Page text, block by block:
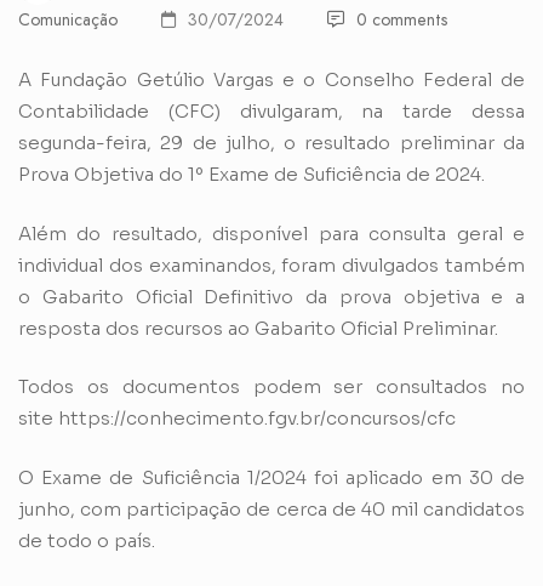
Comunicação 30/07/2024 0 comments
A Fundação Getúlio Vargas e o Conselho Federal de
Contabilidade (CFC) divulgaram, na tarde dessa
segunda-feira, 29 de julho, o resultado preliminar da
Prova Objetiva do 1º Exame de Suficiência de 2024.
Além do resultado, disponível para consulta geral e
individual dos examinandos, foram divulgados também
o Gabarito Oficial Definitivo da prova objetiva e a
resposta dos recursos ao Gabarito Oficial Preliminar.
Todos os documentos podem ser consultados no
site https://conhecimento.fgv.br/concursos/cfc
O Exame de Suficiência 1/2024 foi aplicado em 30 de
junho, com participação de cerca de 40 mil candidatos
de todo o país.